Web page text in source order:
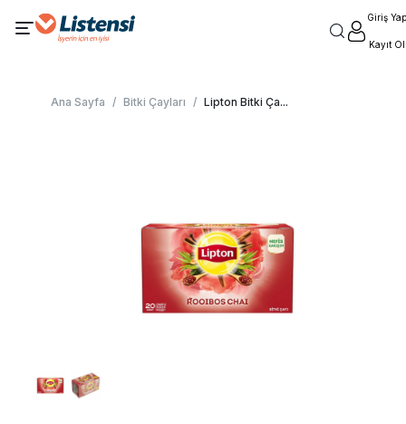
Giriş Yap
Kayıt Ol
Ana Sayfa / Bitki Çayları / Lipton Bitki Ça...